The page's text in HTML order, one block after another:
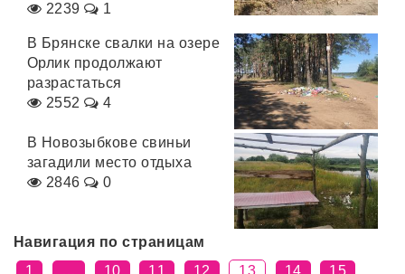
2239
1
В Брянске свалки на озере
Орлик продолжают
разрастаться
2552
4
В Новозыбкове свиньи
загадили место отдыха
2846
0
Навигация по страницам
1
… 10 11 12 13 14
15